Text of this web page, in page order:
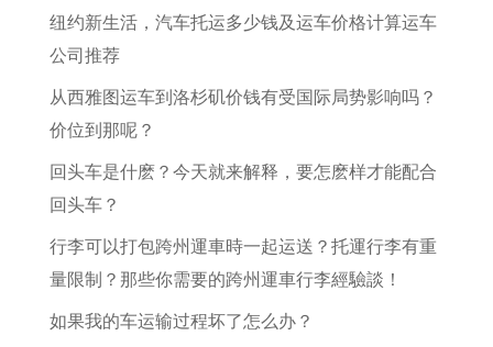
纽约新生活，汽车托运多少钱及运车价格计算运车
公司推荐
从西雅图运车到洛杉矶价钱有受国际局势影响吗？
价位到那呢？
回头车是什麽？今天就来解释，要怎麽样才能配合
回头车？
行李可以打包跨州運車時一起运送？托運行李有重
量限制？那些你需要的跨州運車行李經驗談！
如果我的车运输过程坏了怎么办？